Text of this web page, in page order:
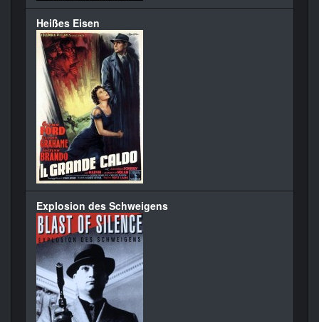
Heißes Eisen
Explosion des Schweigens